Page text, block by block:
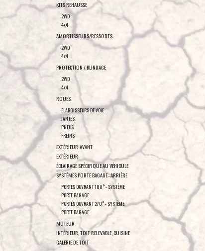
KITS REHAUSSE
2WD
4x4
AMORTISSEURS/RESSORTS
2WD
4x4
PROTECTION / BLINDAGE
2WD
4x4
ROUES
ELARGISSEURS DE VOIE
JANTES
PNEUS
FREINS
EXTÉRIEUR-AVANT
EXTÉRIEUR
ÉCLAIRAGE SPÉCIFIQUE AU VÉHICULE
SYSTÈMES PORTE BAGAGE–ARRIÈRE
PORTES OUVRANT 180° - SYSTÈME
PORTE BAGAGE
PORTES OUVRANT 270° - SYSTÈME
PORTE BAGAGE
MOTEUR
INTÉRIEUR, TOIT RELEVABLE, CUISINE
GALERIE DE TOIT